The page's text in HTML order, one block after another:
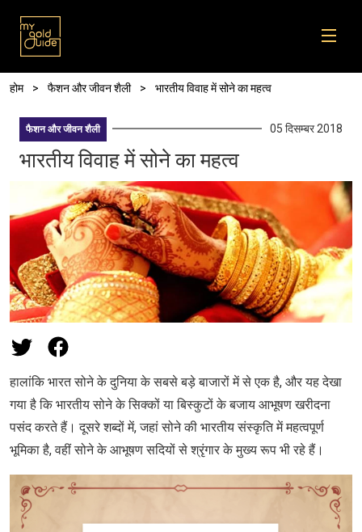
पग चिन्ह
होम फैशन और जीवन शैली भारतीय विवाह में सोने का महत्व
फैशन और जीवन शैली 05 दिसम्बर 2018
भारतीय विवाह में सोने का महत्व
हालांकि भारत सोने के दुनिया के सबसे बड़े बाजारों में से एक है, और यह देखा
गया है कि भारतीय सोने के सिक्कों या बिस्‍कुटों के बजाय आभूषण खरीदना
पसंद करते हैं। दूसरे शब्दों में, जहां सोने की भारतीय संस्कृति में महत्वपूर्ण
भूमिका है, वहीं सोने के आभूषण सदियों से श्रृंगार के मुख्‍य रूप भी रहे हैं।